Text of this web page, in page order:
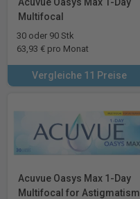
Multifocal
30 oder 90 Stk
63,93 € pro Monat
Vergleiche 11 Preise
Acuvue Oasys Max 1-Day
Multifocal for Astigmatism